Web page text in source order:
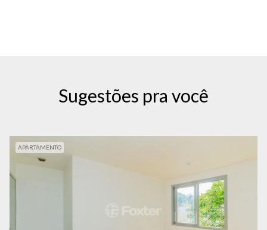
Sugestões pra você
APARTAMENTO